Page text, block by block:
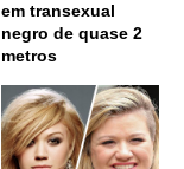
em transexual
negro de quase 2
metros